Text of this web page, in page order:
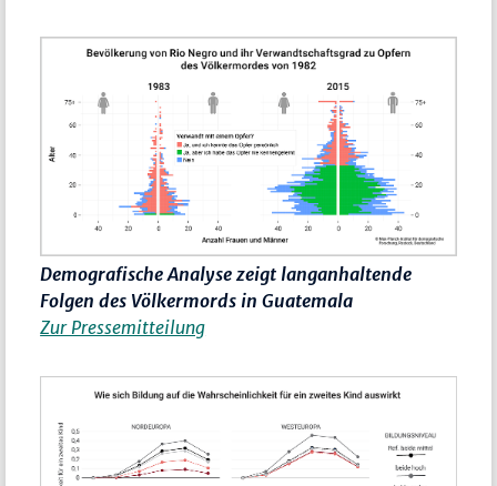
Demografische Analyse zeigt langanhaltende
Folgen des Völkermords in Guatemala
Zur Pressemitteilung